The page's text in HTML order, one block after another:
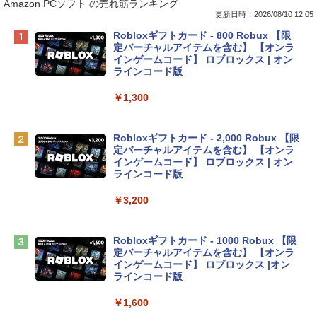
Apple 2026 MacBook Neo A18 Proチッ
プ搭載13インチノートブック：AIとAppl
e Intelligenceのために設計、Liquid Ret
inaディスプレイ、8GBユニファイドメモ
eTime HDカメラ - インディゴ
tomtoc 360°保護 15.6 16インチ パソコ
ンケース Dell NEC Lavie ASUS HP dyna
【Amazon.co.jp限定】 HP ノートパソコ
ン 15-fd 15.6インチ 16GBメモリ 512GB
SSD インテル Core 5
￥129,800
Amazon PCソフト の売れ筋ランキング
更新日時：2026/08/10 12:05
Robloxギフトカード - 800 Robux 【限
定バーチャルアイテムを含む】 【オンラ
インゲームコード】 ロブロックス | オン
ラインコード版
￥1,300
Robloxギフトカード - 2,000 Robux 【限
定バーチャルアイテムを含む】 【オンラ
インゲームコード】 ロブロックス | オン
ラインコード版
￥3,200
Robloxギフトカード - 1000 Robux 【限
定バーチャルアイテムを含む】 【オンラ
インゲームコード】 ロブロックス |オン
ラインコード版
￥1,600